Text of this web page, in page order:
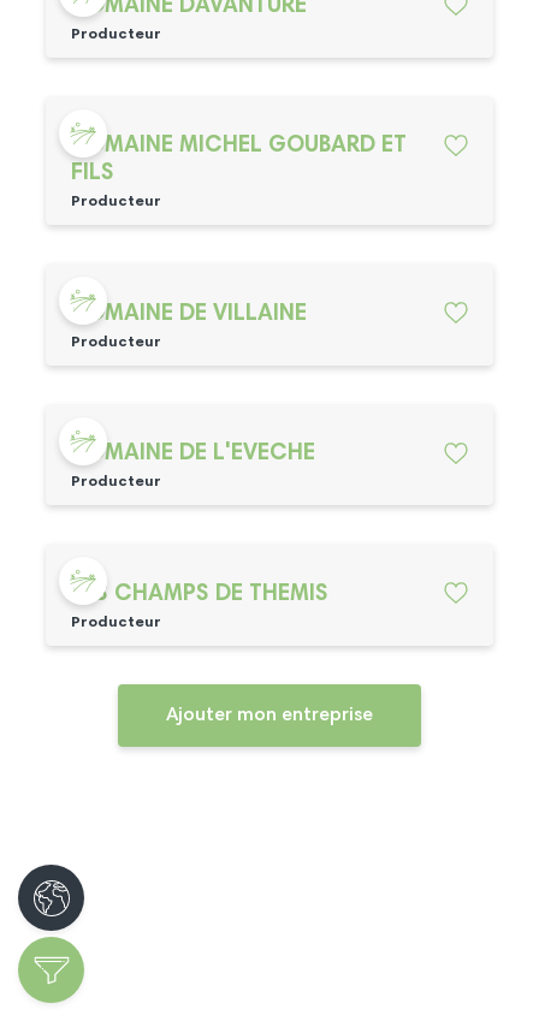
DOMAINE DAVANTURE
Producteur
DOMAINE MICHEL GOUBARD ET
FILS
Producteur
DOMAINE DE VILLAINE
Producteur
DOMAINE DE L'EVECHE
Producteur
LES CHAMPS DE THEMIS
Producteur
Ajouter mon entreprise